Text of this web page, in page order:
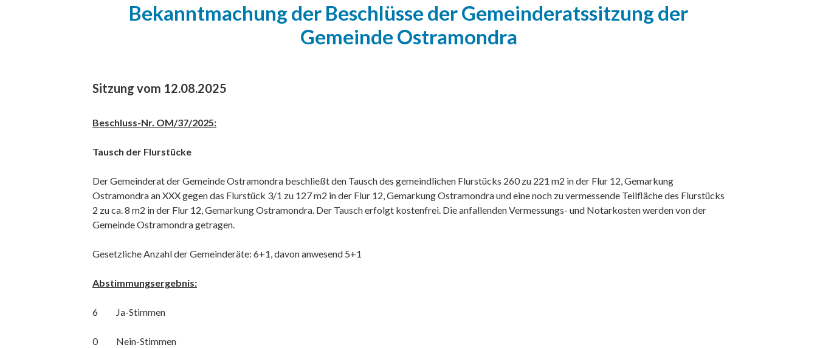
Bekanntmachung der Beschlüsse der Gemeinderatssitzung der
Gemeinde Ostramondra
Sitzung vom 12.08.2025
Beschluss-Nr. OM/37/2025:
Tausch der Flurstücke
Der Gemeinderat der Gemeinde Ostramondra beschließt den Tausch des gemeindlichen Flurstücks 260 zu 221 m2 in der Flur 12, Gemarkung
Ostramondra an XXX gegen das Flurstück 3/1 zu 127 m2 in der Flur 12, Gemarkung Ostramondra und eine noch zu vermessende Teilfläche des Flurstücks
2 zu ca. 8 m2 in der Flur 12, Gemarkung Ostramondra. Der Tausch erfolgt kostenfrei. Die anfallenden Vermessungs- und Notarkosten werden von der
Gemeinde Ostramondra getragen.
Gesetzliche Anzahl der Gemeinderäte: 6+1, davon anwesend 5+1
Abstimmungsergebnis:
6 Ja-Stimmen
0 Nein-Stimmen